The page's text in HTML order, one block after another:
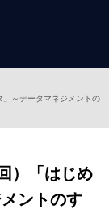
」～データマネジメントの
）「はじめ
ントのす